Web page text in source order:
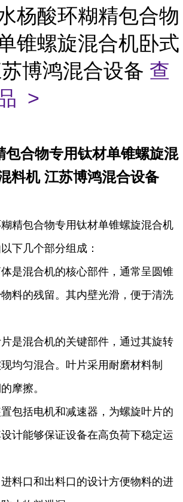
杨酸环糊精包合物
锥螺旋混合机卧式
博鸿混合设备 查
>
包合物专用钛材单锥螺旋混
料机 江苏博鸿混合设备
精包合物专用钛材单锥螺旋混合机
下几个部分组成：
是混合机的核心部件，通常呈圆锥
料的残留。其内壁光滑，便于清洗
是混合机的关键部件，通过其旋转
均匀混合。叶片采用耐磨材料制
摩擦。
包括电机和减速器，为螺旋叶片的
计能够保证设备在高负荷下稳定运
料口和出料口的设计方便物料的进